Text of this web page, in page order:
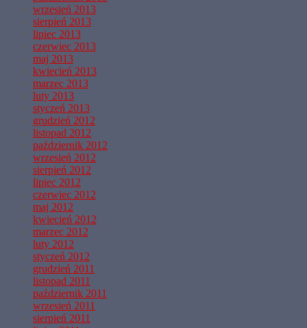
wrzesień 2013
sierpień 2013
lipiec 2013
czerwiec 2013
maj 2013
kwiecień 2013
marzec 2013
luty 2013
styczeń 2013
grudzień 2012
listopad 2012
październik 2012
wrzesień 2012
sierpień 2012
lipiec 2012
czerwiec 2012
maj 2012
kwiecień 2012
marzec 2012
luty 2012
styczeń 2012
grudzień 2011
listopad 2011
październik 2011
wrzesień 2011
sierpień 2011